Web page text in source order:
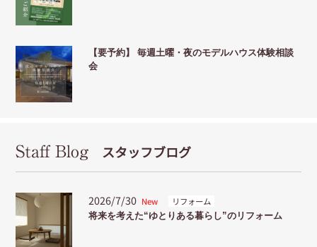
【要予約】 毎週土曜・夜のモデルハウス体験相談
会
Staff Blog スタッフブログ
2026/7/30 New リフォーム
将来を考えた“ゆとりある暮らし”のリフォーム